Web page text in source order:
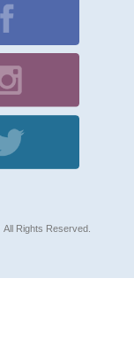
Rights Reserved.